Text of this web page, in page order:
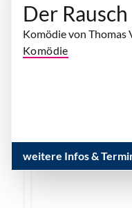
Der Rausch
Komödie von Thomas
Komödie
weitere Infos &